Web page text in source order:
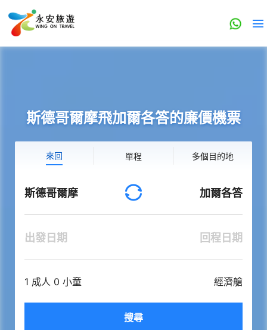
斯德哥爾摩飛加爾各答的廉價機票
來回 單程 多個目的地
斯德哥爾摩 加爾各答
出發日期 回程日期
1 成人 0 小童 經濟艙
搜尋